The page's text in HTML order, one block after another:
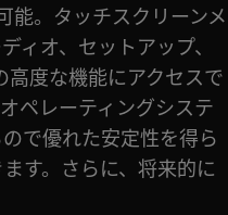
能。タッチスクリーンメ
ィオ、セットアップ、
高度な機能にアクセスで
ペレーティングシステ
で優れた安定性を得ら
す。さらに、将来的に